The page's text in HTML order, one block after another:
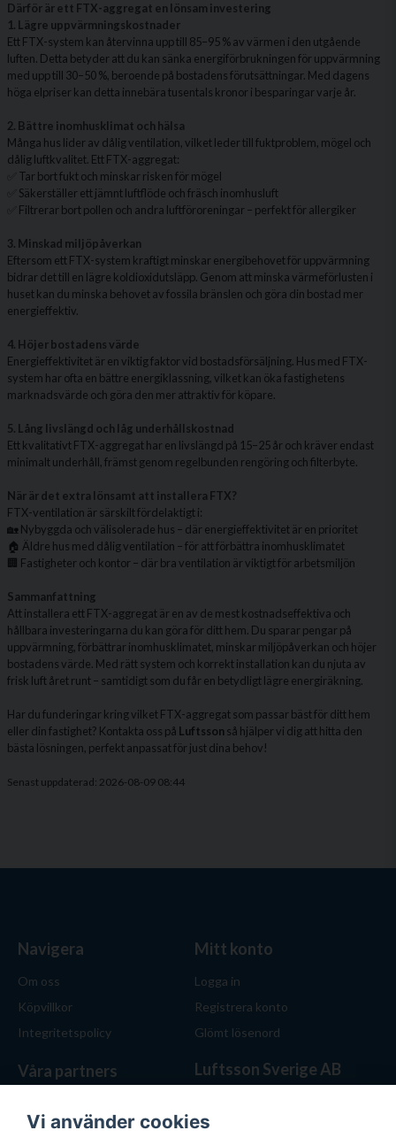
Därför är ett FTX-aggregat en lönsam investering
1. Lägre uppvärmningskostnader
Ett FTX-system kan återvinna upp till 85–95 % av värmen i den utgående
luften. Detta betyder att du kan sänka energiförbrukningen för uppvärmning
med upp till 30–50 %, beroende på bostadens förutsättningar. Med dagens
höga elpriser kan detta innebära tusentals kronor i besparingar varje år.
2. Bättre inomhusklimat och hälsa
Många hus lider av dålig ventilation, vilket leder till fuktproblem, mögel och
dålig luftkvalitet. Ett FTX-aggregat:
✅ Tar bort fukt och minskar risken för mögel
✅ Säkerställer ett jämnt luftflöde och fräsch inomhusluft
✅ Filtrerar bort pollen och andra luftföroreningar – perfekt för allergiker
3. Minskad miljöpåverkan
Eftersom ett FTX-system kraftigt minskar energibehovet för uppvärmning
bidrar det till en lägre koldioxidutsläpp. Genom att minska värmeförlusten i
huset kan du minska behovet av fossila bränslen och göra din bostad mer
energieffektiv.
4. Höjer bostadens värde
Energieffektivitet är en viktig faktor vid bostadsförsäljning. Hus med FTX-
system har ofta en bättre energiklassning, vilket kan öka fastighetens
marknadsvärde och göra den mer attraktiv för köpare.
5. Lång livslängd och låg underhållskostnad
Ett kvalitativt FTX-aggregat har en livslängd på 15–25 år och kräver endast
minimalt underhåll, främst genom regelbunden rengöring och filterbyte.
När är det extra lönsamt att installera FTX?
FTX-ventilation är särskilt fördelaktigt i:
🏡 Nybyggda och välisolerade hus – där energieffektivitet är en prioritet
🏠 Äldre hus med dålig ventilation – för att förbättra inomhusklimatet
🏢 Fastigheter och kontor – där bra ventilation är viktigt för arbetsmiljön
Sammanfattning
Att installera ett FTX-aggregat är en av de mest kostnadseffektiva och
hållbara investeringarna du kan göra för ditt hem. Du sparar pengar på
uppvärmning, förbättrar inomhusklimatet, minskar miljöpåverkan och höjer
bostadens värde. Med rätt system och korrekt installation kan du njuta av
frisk luft året runt – samtidigt som du får en betydligt lägre energiräkning.
Har du funderingar kring vilket FTX-aggregat som passar bäst för ditt hem
eller din fastighet? Kontakta oss på Luftsson så hjälper vi dig att hitta den
bästa lösningen, perfekt anpassat för just dina behov!
Senast uppdaterad: 2026-08-09 08:44
Navigera
Om oss
Köpvillkor
Integritetspolicy
Mitt konto
Logga in
Registrera konto
Glömt lösenord
Våra partners Luftsson Sverige AB
hjälper dig att välja rätt
lösning. Hos Luftsson.se får
Vi använder cookies